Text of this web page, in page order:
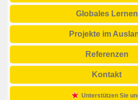
Globales Lernen
Projekte im
Referenzen
Kontakt
Unterstützen Sie